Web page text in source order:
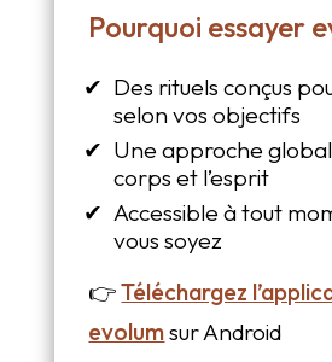
Pourquoi essayer
Des rituels conçus
selon vos objectifs
Une approche
corps et l’esprit
Accessible à tout
vous soyez
👉Téléchargez
evolumsur Android